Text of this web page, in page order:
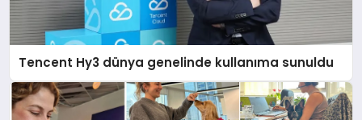
Tencent Hy3 dünya genelinde kullanıma sunuldu